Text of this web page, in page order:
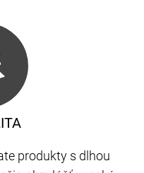
produkty s dlhou